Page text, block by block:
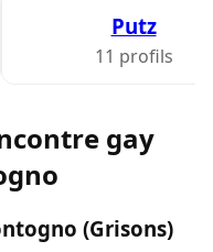
Putz
11 profils
gay
(Grisons)